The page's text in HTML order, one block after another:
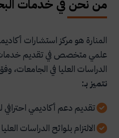
من نحن في خدمات
المنارة هو مركز استشارات
علمي متخصص في تقديم
الدراسات العليا في الجامعات،
نتميز بـ:
تقديم دعم أكاديمي احترافي
الالتزام بلوائح الدراسات